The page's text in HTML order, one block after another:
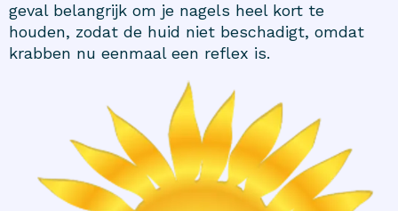
geval belangrijk om je nagels heel kort te
houden, zodat de huid niet beschadigt, omdat
krabben nu eenmaal een reflex is.